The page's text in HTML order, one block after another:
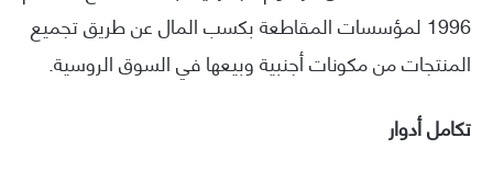
1996 لمؤسسات المقاطعة بكسب المال عن طريق تجميع
المنتجات من مكونات أجنبية وبيعها في السوق الروسية.
تكامل أدوار